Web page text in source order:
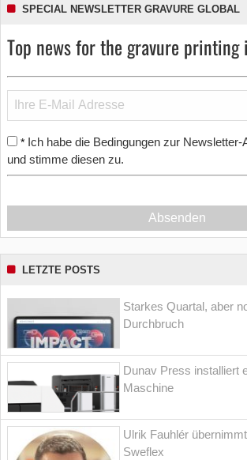
SPECIAL NEWSLETTER GRAVURE GLOBAL
Top news for the gravure printing
* Ich habe die Bedingungen zur Newsletter-
und stimme diesen zu.
Absenden
LETZTE POSTS
Starkes Quartal, aber
Durchbruch
Dunav Press installiert
Maschine
Ulrik Fauhlér
Sweflex